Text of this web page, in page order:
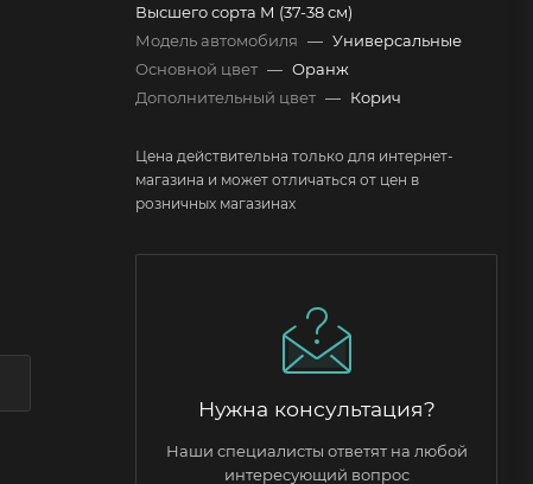
Высшего сорта М (37-38 см)
Модель автомобиля — Универсальные
Основной цвет — Оранж
Дополнительный цвет — Корич
Цена действительна только для интернет-
магазина и может отличаться от цен в
розничных магазинах
Нужна консультация?
Наши специалисты ответят на любой
интересующий вопрос